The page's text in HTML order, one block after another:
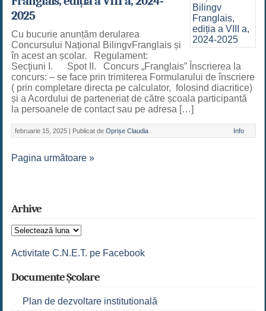
2025
Cu bucurie anunțăm derularea
Concursului Național BilingvFranglais și
în acest an școlar. Regulament:
Secţiuni I. Spot II. Concurs „Franglais” Înscrierea la
concurs: – se face prin trimiterea Formularului de înscriere
( prin completare directa pe calculator, folosind diacritice)
și a Acordului de parteneriat de către școala participantă
la persoanele de contact sau pe adresa […]
februarie 15, 2025 | Publicat de Oprișe Claudia Info
Pagina următoare »
Arhive
Arhive
Activitate C.N.E.T. pe Facebook
Documente Școlare
Plan de dezvoltare institutională